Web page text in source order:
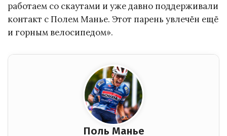
работаем со скаутами и уже давно поддерживали
контакт с Полем Манье. Этот парень увлечён ещё
и горным велосипедом».
Поль Манье